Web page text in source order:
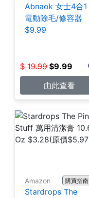
Abnaok 女士4合1
電動除毛/修容器
$9.99
$ 19.99 $9.99
由此查看
Amazon 購買指南
Stardrops The